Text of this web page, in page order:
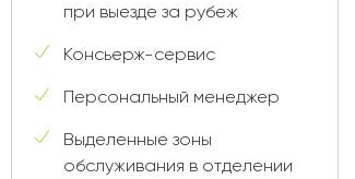
при выезде за рубеж
Консьерж-сервис
Персональный менеджер
Выделенные зоны
обслуживания в отделении